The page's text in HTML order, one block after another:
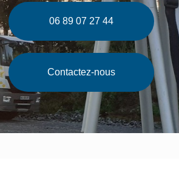
VRD
06 89 07 27 44
Contactez-nous